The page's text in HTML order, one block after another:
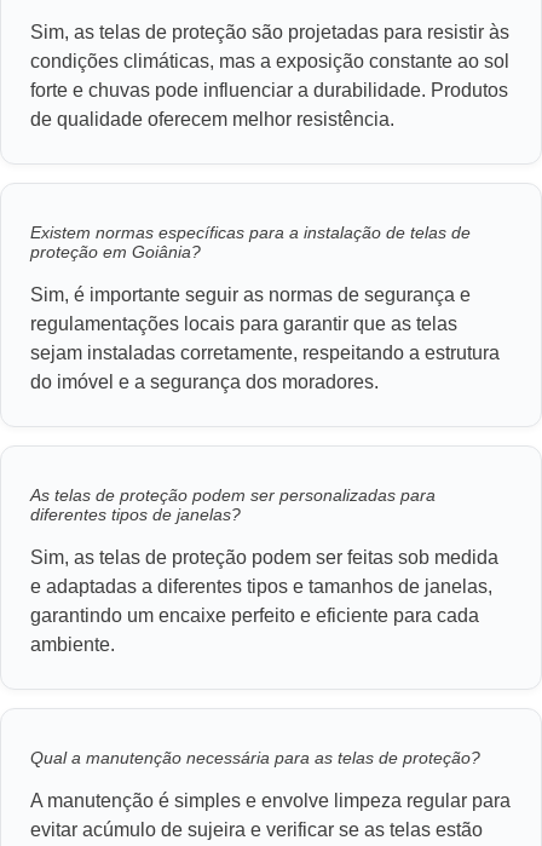
Sim, as telas de proteção são projetadas para resistir às
condições climáticas, mas a exposição constante ao sol
forte e chuvas pode influenciar a durabilidade. Produtos
de qualidade oferecem melhor resistência.
Existem normas específicas para a instalação de telas de
proteção em Goiânia?
Sim, é importante seguir as normas de segurança e
regulamentações locais para garantir que as telas
sejam instaladas corretamente, respeitando a estrutura
do imóvel e a segurança dos moradores.
As telas de proteção podem ser personalizadas para
diferentes tipos de janelas?
Sim, as telas de proteção podem ser feitas sob medida
e adaptadas a diferentes tipos e tamanhos de janelas,
garantindo um encaixe perfeito e eficiente para cada
ambiente.
Qual a manutenção necessária para as telas de proteção?
A manutenção é simples e envolve limpeza regular para
evitar acúmulo de sujeira e verificar se as telas estão